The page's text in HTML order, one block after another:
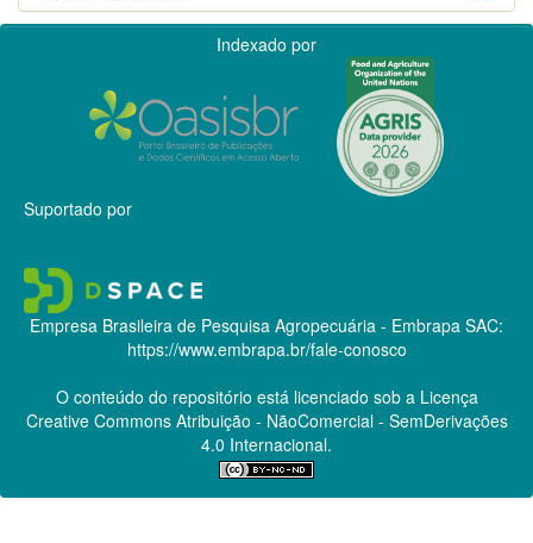
Indexado por
Suportado por
Empresa Brasileira de Pesquisa Agropecuária - Embrapa SAC:
https://www.embrapa.br/fale-conosco
O conteúdo do repositório está licenciado sob a Licença
Creative CommonsAtribuição - NãoComercial - SemDerivações
4.0 Internacional.